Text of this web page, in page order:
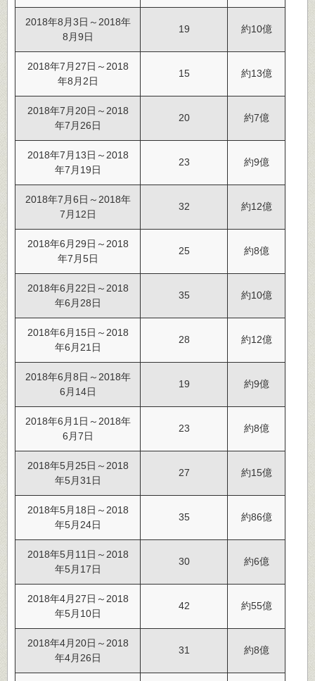
2018年8月3日～2018年
8月9日
19 約10億
2018年7月27日～2018
年8月2日
15 約13億
2018年7月20日～2018
年7月26日
20 約7億
2018年7月13日～2018
年7月19日
23 約9億
2018年7月6日～2018年
7月12日
32 約12億
2018年6月29日～2018
年7月5日
25 約8億
2018年6月22日～2018
年6月28日
35 約10億
2018年6月15日～2018
年6月21日
28 約12億
2018年6月8日～2018年
6月14日
19 約9億
2018年6月1日～2018年
6月7日
23 約8億
2018年5月25日～2018
年5月31日
27 約15億
2018年5月18日～2018
年5月24日
35 約86億
2018年5月11日～2018
年5月17日
30 約6億
2018年4月27日～2018
年5月10日
42 約55億
2018年4月20日～2018
年4月26日
31 約8億